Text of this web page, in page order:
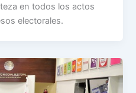
en todos los actos
electorales.